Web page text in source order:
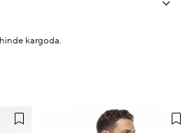
kargoda.